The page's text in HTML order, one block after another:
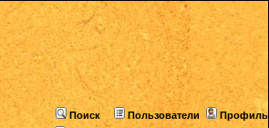
Поиск Пользователи
Профиль